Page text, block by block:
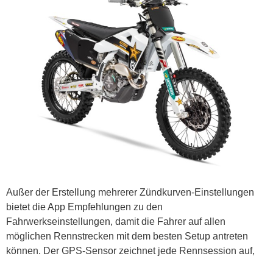
Außer der Erstellung mehrerer Zündkurven-Einstellungen
bietet die App Empfehlungen zu den
Fahrwerkseinstellungen, damit die Fahrer auf allen
möglichen Rennstrecken mit dem besten Setup antreten
können. Der GPS-Sensor zeichnet jede Rennsession auf,